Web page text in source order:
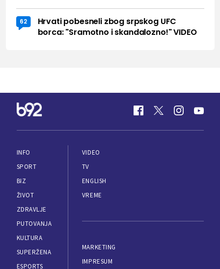
62
Hrvati pobesneli zbog srpskog UFC
borca: "Sramotno i skandalozno!" VIDEO
INFO
SPORT
BIZ
ŽIVOT
ZDRAVLJE
PUTOVANJA
KULTURA
SUPERŽENA
ESPORTS
VIDEO
TV
ENGLISH
VREME
MARKETING
IMPRESUM